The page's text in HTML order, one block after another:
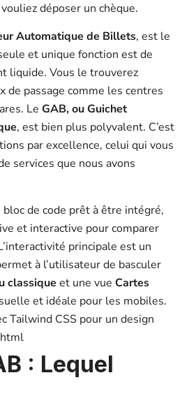
déposer un chèque.
Automatique de Billets, est le
et unique fonction est de
liquide. Vous le trouverez
de passage comme les centres
Le GAB, ou Guichet
, est bien plus polyvalent. C’est
par excellence, celui qui vous
services que nous avons
de code prêt à être intégré,
et interactive pour comparer
principale est un
à l’utilisateur de basculer
classique et une vue Cartes
et idéale pour les mobiles.
Tailwind CSS pour un design
: Lequel